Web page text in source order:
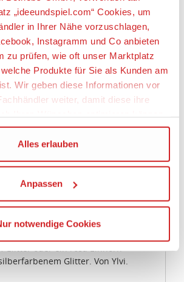
„ideeundspiel.com“ Cookies, um
in Ihrer Nähe vorzuschlagen,
Instagramm und Co anbieten
zu prüfen, wie oft unser Marktplatz
Produkte für Sie als Kunden am
Wir geben diese Informationen vor
weiter, damit diese ihre
Google Tag Manager um weitere
erlauben“, klicken, werden ein Teil
Daten in die USA übertragen.
dass nicht von einem
wird, und daher kein angemessenes
Alles erlauben
Anpassen
notwendige Cookies
Ylvi Kette Einhorn Glitzer - 2fach
x zufällig ausgewählte Ylvi Kette
Eine Vorauswahl ist leider nicht
Schmuck für Einhorn-Fans: An
Ketten (ca. 40 cm lang) hängt
Glitter oder ein rosa Einhorn-
Glitter. Von Ylvi.